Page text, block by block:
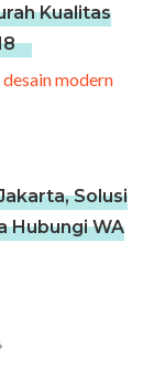
Kualitas
Solusi
Hubungi WA